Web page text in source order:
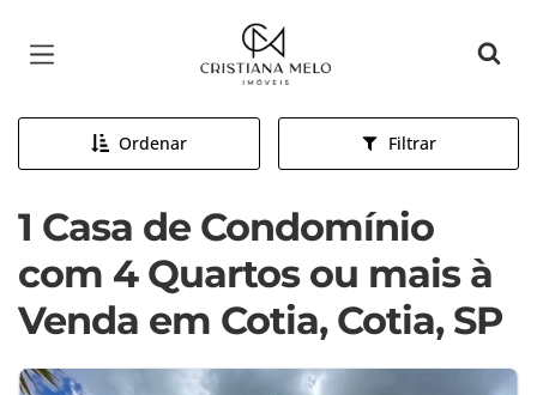
Página inicial
Ordenar Filtrar
1 Casa de Condomínio
com 4 Quartos ou mais à
Venda em Cotia, Cotia, SP